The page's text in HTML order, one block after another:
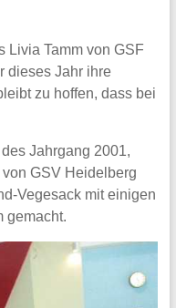
Livia Tamm von GSF
dieses Jahr ihre
zu hoffen, dass bei
Jahrgang 2001,
GSV Heidelberg
Vegesack mit einigen
gemacht.